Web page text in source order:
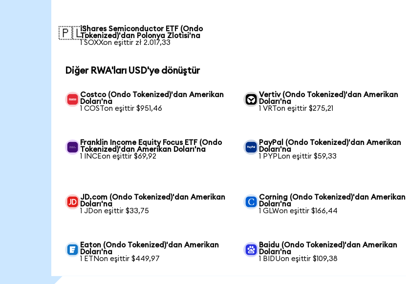
🇵🇱iShares Semiconductor ETF (Ondo
Tokenized)'dan Polonya Zlotisi'na
1 SOXXon eşittir zł 2.017,33
Diğer RWA'ları USD'ye dönüştür
Costco (Ondo Tokenized)'dan Amerikan
Doları'na
1 COSTon eşittir $951,46
Vertiv (Ondo Tokenized)'dan Amerikan
Doları'na
1 VRTon eşittir $275,21
Franklin Income Equity Focus ETF (Ondo
Tokenized)'dan Amerikan Doları'na
1 INCEon eşittir $69,92
PayPal (Ondo Tokenized)'dan Amerikan
Doları'na
1 PYPLon eşittir $59,33
JD.com (Ondo Tokenized)'dan Amerikan
Doları'na
1 JDon eşittir $33,75
Corning (Ondo Tokenized)'dan Amerikan
Doları'na
1 GLWon eşittir $166,44
Eaton (Ondo Tokenized)'dan Amerikan
Doları'na
1 ETNon eşittir $449,97
Baidu (Ondo Tokenized)'dan Amerikan
Doları'na
1 BIDUon eşittir $109,38